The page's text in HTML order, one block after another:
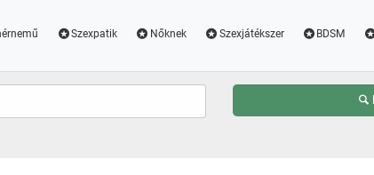
Szexpatik Nőknek Szexjátékszer BDSM